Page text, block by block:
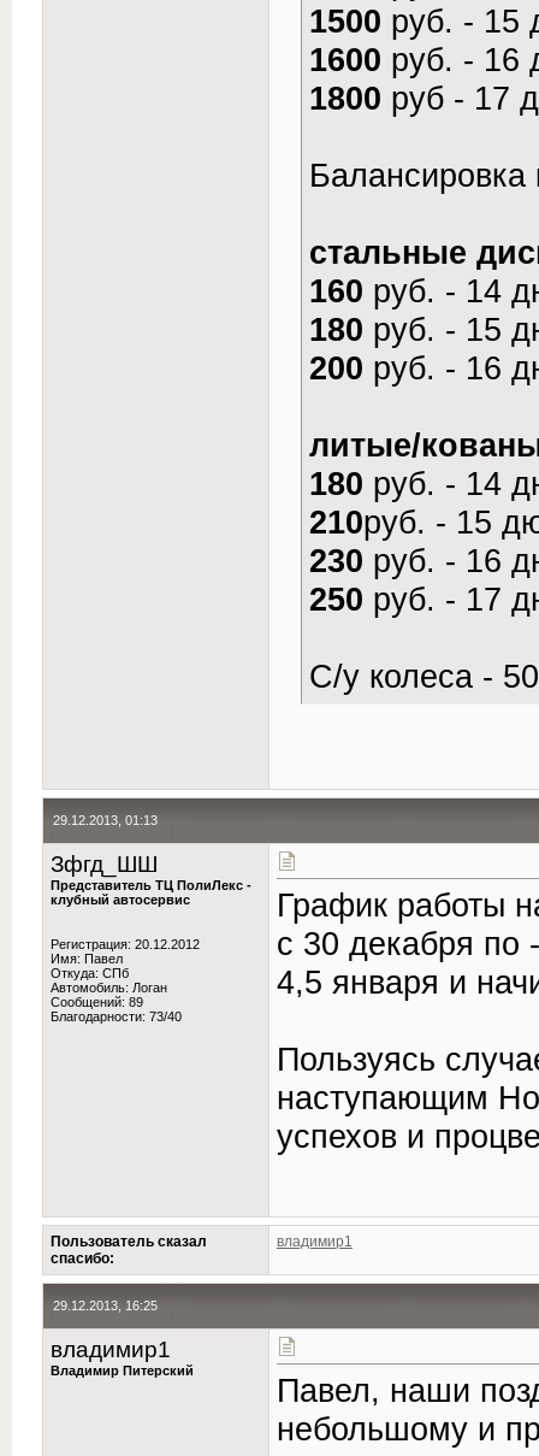
1500 руб. - 15
1600 руб. - 16
1800 руб - 17
Балансировка
стальные
160 руб. - 14
180 руб. - 15
200 руб. - 16
литые/
180 руб. - 14
210руб. - 15
230 руб. - 16
250 руб. - 17
С/у колеса -
29.12.2013, 01:13
Зфгд_ШШ
Представитель ТЦ ПолиЛекс -
клубный автосервис
Регистрация: 20.12.2012
Имя: Павел
Откуда: СПб
Автомобиль: Логан
Сообщений: 89
Благодарности: 73/40
График работы
c 30 декабря по
4,5 января и
Пользуясь
наступающим
успехов и
Пользователь сказал
cпасибо:
владимир1
29.12.2013, 16:25
владимир1
Владимир Питерский
Павел, наши
небольшому и